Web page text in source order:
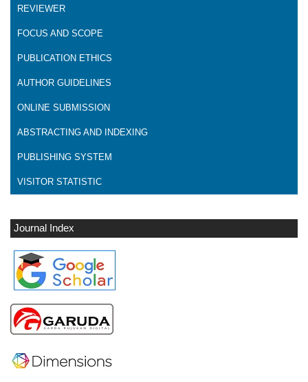
REVIEWER
FOCUS AND SCOPE
PUBLICATION ETHICS
AUTHOR GUIDELINES
ONLINE SUBMISSION
ABSTRACTING AND INDEXING
PUBLISHING SYSTEM
VISITOR STATISTIC
Journal Index